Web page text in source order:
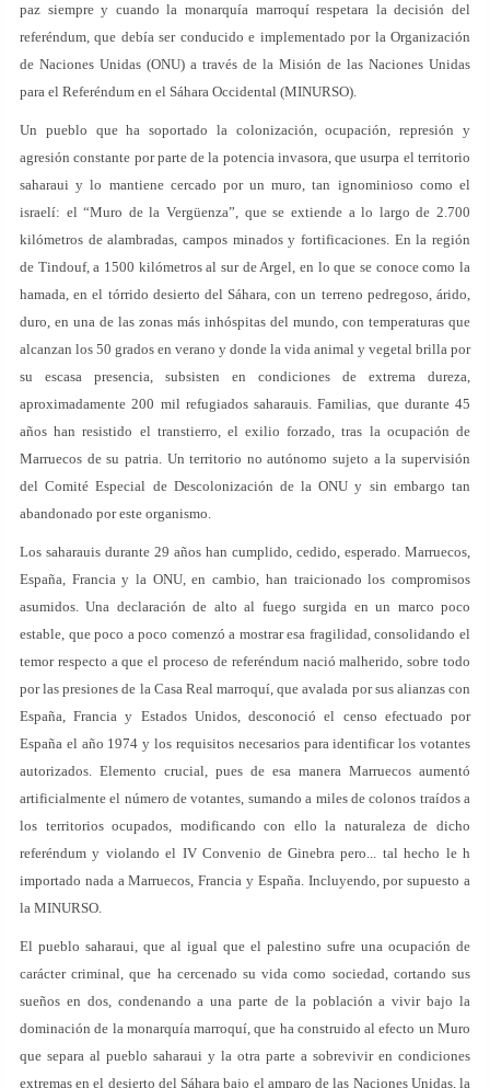
paz siempre y cuando la monarquía marroquí respetara la decisión del
referéndum, que debía ser conducido e implementado por la Organización
de Naciones Unidas (ONU) a través de la Misión de las Naciones Unidas
para el Referéndum en el Sáhara Occidental (MINURSO).
Un pueblo que ha soportado la colonización, ocupación, represión y
agresión constante por parte de la potencia invasora, que usurpa el territorio
saharaui y lo mantiene cercado por un muro, tan ignominioso como el
israelí: el “Muro de la Vergüenza”, que se extiende a lo largo de 2.700
kilómetros de alambradas, campos minados y fortificaciones. En la región
de Tindouf, a 1500 kilómetros al sur de Argel, en lo que se conoce como la
hamada, en el tórrido desierto del Sáhara, con un terreno pedregoso, árido,
duro, en una de las zonas más inhóspitas del mundo, con temperaturas que
alcanzan los 50 grados en verano y donde la vida animal y vegetal brilla por
su escasa presencia, subsisten en condiciones de extrema dureza,
aproximadamente 200 mil refugiados saharauis. Familias, que durante 45
años han resistido el transtierro, el exilio forzado, tras la ocupación de
Marruecos de su patria. Un territorio no autónomo sujeto a la supervisión
del Comité Especial de Descolonización de la ONU y sin embargo tan
abandonado por este organismo.
Los saharauis durante 29 años han cumplido, cedido, esperado. Marruecos,
España, Francia y la ONU, en cambio, han traicionado los compromisos
asumidos. Una declaración de alto al fuego surgida en un marco poco
estable, que poco a poco comenzó a mostrar esa fragilidad, consolidando el
temor respecto a que el proceso de referéndum nació malherido, sobre todo
por las presiones de la Casa Real marroquí, que avalada por sus alianzas con
España, Francia y Estados Unidos, desconoció el censo efectuado por
España el año 1974 y los requisitos necesarios para identificar los votantes
autorizados. Elemento crucial, pues de esa manera Marruecos aumentó
artificialmente el número de votantes, sumando a miles de colonos traídos a
los territorios ocupados, modificando con ello la naturaleza de dicho
referéndum y violando el IV Convenio de Ginebra pero... tal hecho le h
importado nada a Marruecos, Francia y España. Incluyendo, por supuesto a
la MINURSO.
El pueblo saharaui, que al igual que el palestino sufre una ocupación de
carácter criminal, que ha cercenado su vida como sociedad, cortando sus
sueños en dos, condenando a una parte de la población a vivir bajo la
dominación de la monarquía marroquí, que ha construido al efecto un Muro
que separa al pueblo saharaui y la otra parte a sobrevivir en condiciones
extremas en el desierto del Sáhara bajo el amparo de las Naciones Unidas, la